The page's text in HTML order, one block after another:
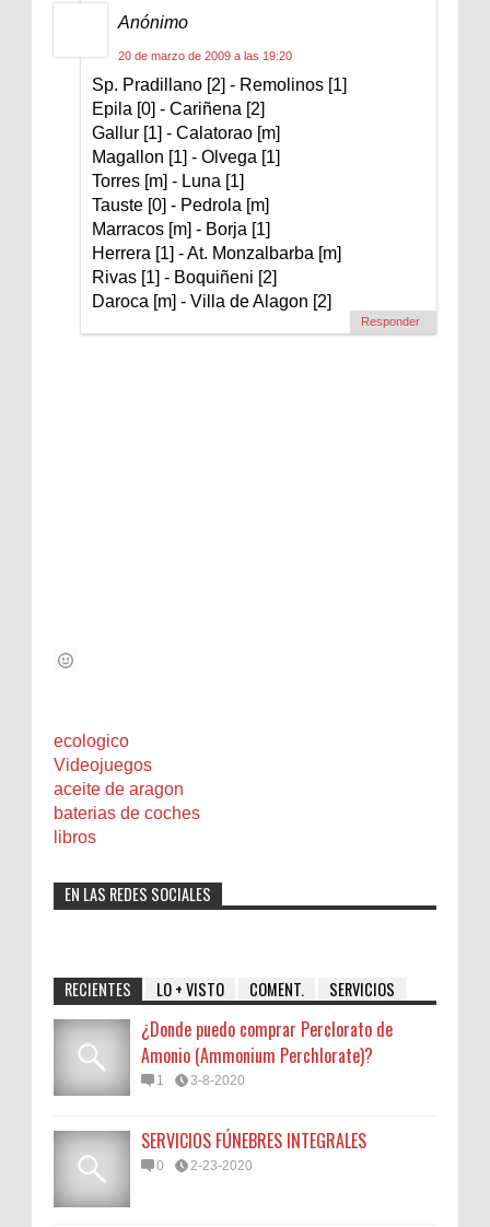
Anónimo
20 de marzo de 2009 a las 19:20
Sp. Pradillano [2] - Remolinos [1]
Epila [0] - Cariñena [2]
Gallur [1] - Calatorao [m]
Magallon [1] - Olvega [1]
Torres [m] - Luna [1]
Tauste [0] - Pedrola [m]
Marracos [m] - Borja [1]
Herrera [1] - At. Monzalbarba [m]
Rivas [1] - Boquiñeni [2]
Daroca [m] - Villa de Alagon [2]
Responder
ecologico
Videojuegos
aceite de aragon
baterias de coches
libros
EN LAS REDES SOCIALES
RECIENTES LO + VISTO COMENT. SERVICIOS
¿Donde puedo comprar Perclorato de
Amonio (Ammonium Perchlorate)?
1 3-8-2020
SERVICIOS FÚNEBRES INTEGRALES
0 2-23-2020